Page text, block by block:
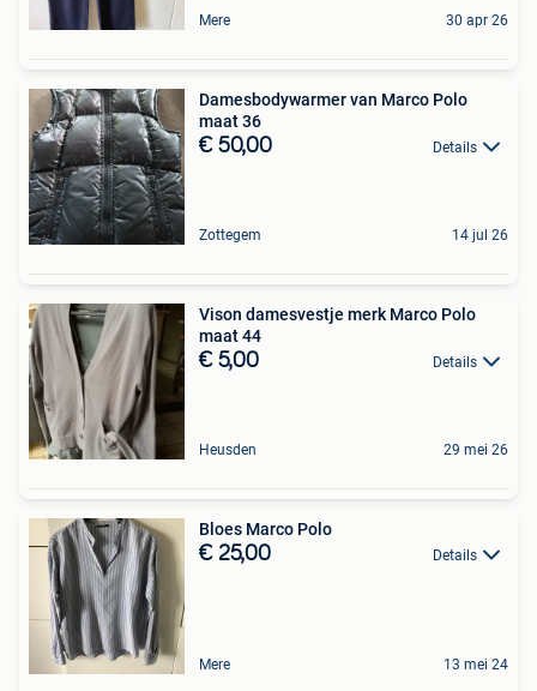
Mere 30 apr 26
Damesbodywarmer van Marco Polo
maat 36
€ 50,00 Details
Zottegem 14 jul 26
Vison damesvestje merk Marco Polo
maat 44
€ 5,00 Details
Heusden 29 mei 26
Bloes Marco Polo
€ 25,00 Details
Mere 13 mei 24